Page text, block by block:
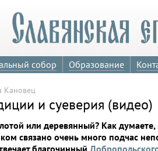
собор Образование
Кановец
и суеверия (видео)
или деревянный? Как
связано очень много подчас
благочинный